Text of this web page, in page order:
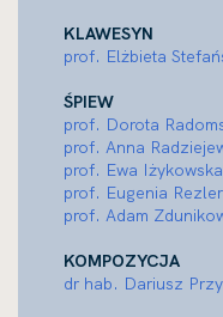
KLAWESYN
prof. Elżbieta
ŚPIEW
prof. Dorota
prof. Anna
prof. Ewa
prof. Eugenia Rezler
prof. Adam
KOMPOZYCJA
dr hab. Dariusz